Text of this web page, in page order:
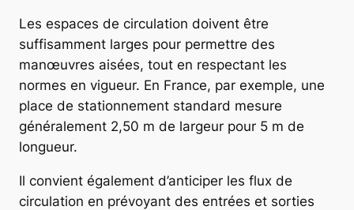
Les espaces de circulation doivent être
suffisamment larges pour permettre des
manœuvres aisées, tout en respectant les
normes en vigueur. En France, par exemple, une
place de stationnement standard mesure
généralement 2,50 m de largeur pour 5 m de
longueur.
Il convient également d’anticiper les flux de
circulation en prévoyant des entrées et sorties